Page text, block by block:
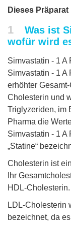
Dieses
1
Was ist
wofür wird
Simvastatin - 1 A
Simvastatin - 1 A
erhöhter
Cholesterin und
Triglyzeriden, im
Pharma die
Simvastatin - 1 A
„Statine“
Cholesterin ist
Ihr
HDL-Cholesterin.
LDL-Cholesterin
bezeichnet, da